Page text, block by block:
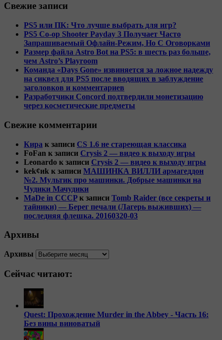
Свежие записи
PS5 или ПК: Что лучше выбрать для игр?
PS5 Co-op Shooter Payday 3 Получает Часто
Запрашиваемый Офлайн-Режим, Но С Оговорками
Размер файла Astro Bot на PS5: в шесть раз больше,
чем Astro’s Playroom
Команда «Days Gone» извиняется за ложное надежду
на сиквел для PS5 после вводящих в заблуждение
заголовков и комментариев
Разработчики Concord подтвердили монетизацию
через косметические предметы
Свежие комментарии
Кира к записи CS 1.6 не стареющая классика
FoFan к записи Crysis 2 — видео к выходу игры
Leonardo к записи Crysis 2 — видео к выходу игры
kek¢иk к записи МАШИНКА ВИЛЛИ армагеддон
№2. Мультик про машинки. Добрые машинки на
Чудики Мачудики
MaDe in CCCPк записи Tomb Raider (все секреты и
тайники) — Берег печали (Лагерь выживших) —
последняя флешка. 20160320-03
Архивы
Архивы
Сейчас читают:
Quest: Прохождение Murder in the Abbey - Часть 16:
Без вины виноватый